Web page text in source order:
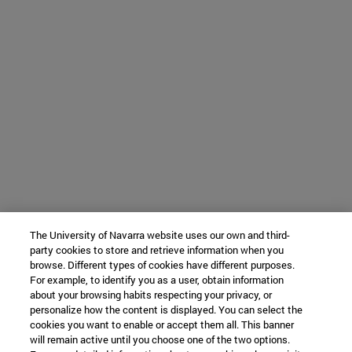
The University of Navarra website uses our own and third-
party cookies to store and retrieve information when you
browse. Different types of cookies have different purposes.
For example, to identify you as a user, obtain information
about your browsing habits respecting your privacy, or
personalize how the content is displayed. You can select the
cookies you want to enable or accept them all. This banner
will remain active until you choose one of the two options.